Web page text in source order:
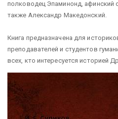
полководец Эпаминонд, афинский
также Александр Македонский.
Книга предназначена для
преподавателей и студентов
всех, кто интересуется историей